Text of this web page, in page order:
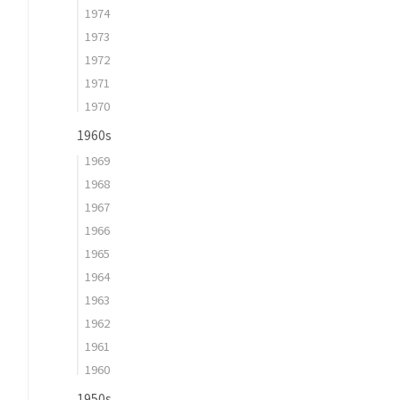
1974
1973
1972
1971
1970
1960s
1969
1968
1967
1966
1965
1964
1963
1962
1961
1960